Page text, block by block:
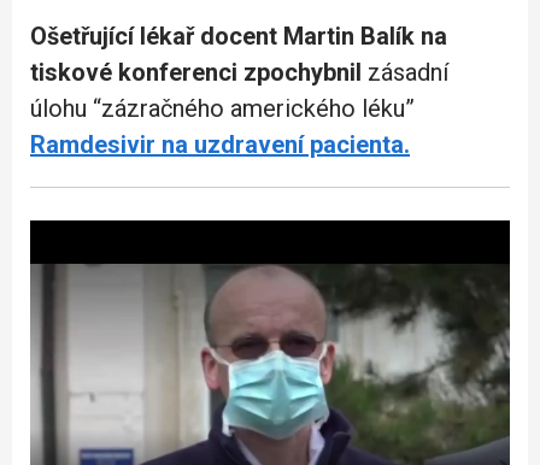
Ošetřující lékař docent Martin Balík na
tiskové konferenci zpochybnil zásadní
úlohu “zázračného amerického léku”
Ramdesivir na uzdravení pacienta.